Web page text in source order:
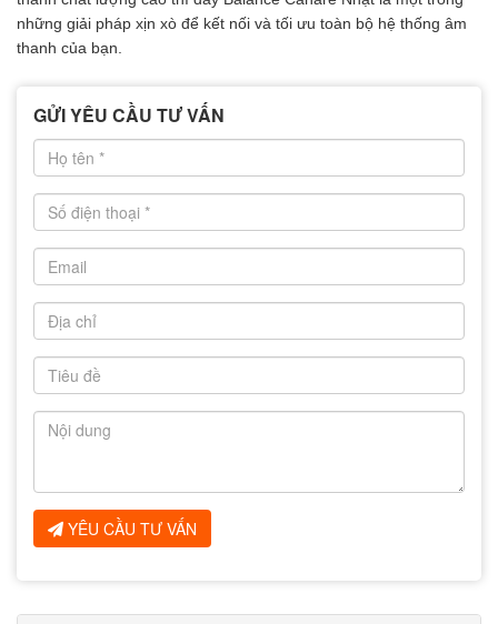
những giải pháp xịn xò để kết nối và tối ưu toàn bộ hệ thống âm
thanh của bạn.
GỬI YÊU CẦU TƯ VẤN
YÊU CẦU TƯ VẤN